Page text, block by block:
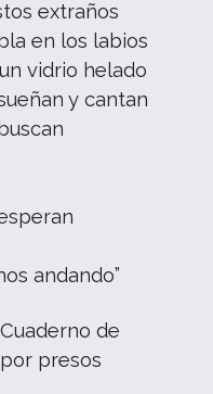
extraños
en los labios
vidrio helado
y cantan
andando”
de
presos